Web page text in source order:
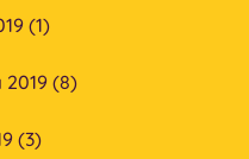
(1)
(8)
(3)